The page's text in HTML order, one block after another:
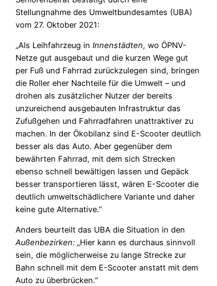
Stellungnahme des Umweltbundesamtes (UBA)
vom 27. Oktober 2021:
„Als Leihfahrzeug in Innenstädten, wo ÖPNV-
Netze gut ausgebaut und die kurzen Wege gut
per Fuß und Fahrrad zurückzulegen sind, bringen
die Roller eher Nachteile für die Umwelt – und
drohen als zusätzlicher Nutzer der bereits
unzureichend ausgebauten Infrastruktur das
Zufußgehen und Fahrradfahren unattraktiver zu
machen. In der Ökobilanz sind E-Scooter deutlich
besser als das Auto. Aber gegenüber dem
bewährten Fahrrad, mit dem sich Strecken
ebenso schnell bewältigen lassen und Gepäck
besser transportieren lässt, wären E-Scooter die
deutlich umweltschädlichere Variante und daher
keine gute Alternative.“
Anders beurteilt das UBA die Situation in den
Außenbezirken: „Hier kann es durchaus sinnvoll
sein, die möglicherweise zu lange Strecke zur
Bahn schnell mit dem E-Scooter anstatt mit dem
Auto zu überbrücken.“